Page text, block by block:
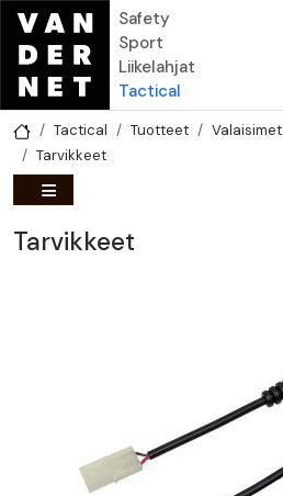
Hyppää pääsisältöön
Safety
Sport
Liikelahjat
Tactical
Tactical Tuotteet Valaisimet
Tarvikkeet
Tarvikkeet